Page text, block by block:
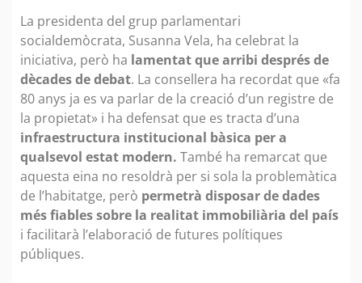
La presidenta del grup parlamentari
socialdemòcrata, Susanna Vela, ha celebrat la
iniciativa, però ha lamentat que arribi després de
dècades de debat. La consellera ha recordat que «fa
80 anys ja es va parlar de la creació d’un registre de
la propietat» i ha defensat que es tracta d’una
infraestructura institucional bàsica per a
qualsevol estat modern. També ha remarcat que
aquesta eina no resoldrà per si sola la problemàtica
de l’habitatge, però permetrà disposar de dades
més fiables sobre la realitat immobiliària del país
i facilitarà l’elaboració de futures polítiques
públiques.